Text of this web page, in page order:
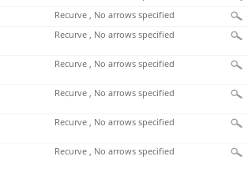
Recurve , No arrows specified
Recurve , No arrows specified
Recurve , No arrows specified
Recurve , No arrows specified
Recurve , No arrows specified
Recurve , No arrows specified